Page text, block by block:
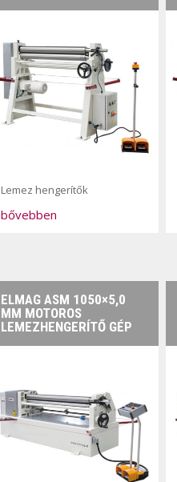
Lemez hengerítők
bővebben
ELMAG ASM 1050×5,0
MM MOTOROS
LEMEZHENGERÍTŐ GÉP